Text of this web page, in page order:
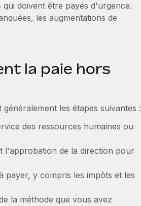
doivent être payés d'urgence.
les augmentations de
la paie hors
les étapes suivantes :
des ressources humaines ou
l'approbation de la direction pour
payer, y compris les impôts et les
la méthode que vous avez